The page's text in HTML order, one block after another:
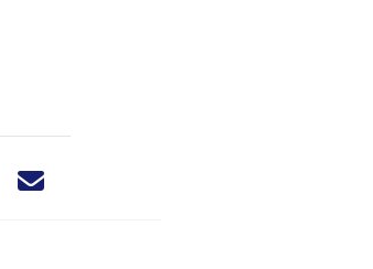
dit nieuwsbericht via X - U verlaat
Deel dit nieuwsbericht via Facebook - U
Deel dit nieuwsbericht via e-mail
Deel dit nieuwsbericht via LinkedIn - U